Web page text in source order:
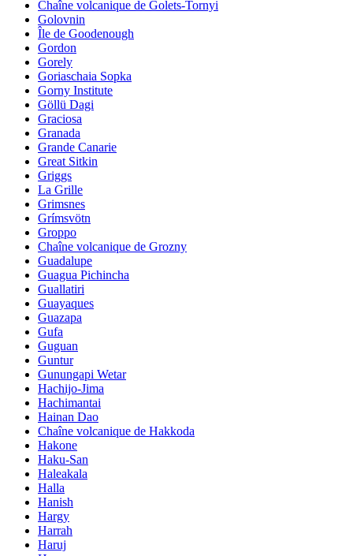
Chaîne volcanique de Golets-Tornyi
Golovnin
Île de Goodenough
Gordon
Gorely
Goriaschaia Sopka
Gorny Institute
Göllü Dagi
Graciosa
Granada
Grande Canarie
Great Sitkin
Griggs
La Grille
Grimsnes
Grímsvötn
Groppo
Chaîne volcanique de Grozny
Guadalupe
Guagua Pichincha
Guallatiri
Guayaques
Guazapa
Gufa
Guguan
Guntur
Gunungapi Wetar
Hachijo-Jima
Hachimantai
Hainan Dao
Chaîne volcanique de Hakkoda
Hakone
Haku-San
Haleakala
Halla
Hanish
Hargy
Harrah
Haruj